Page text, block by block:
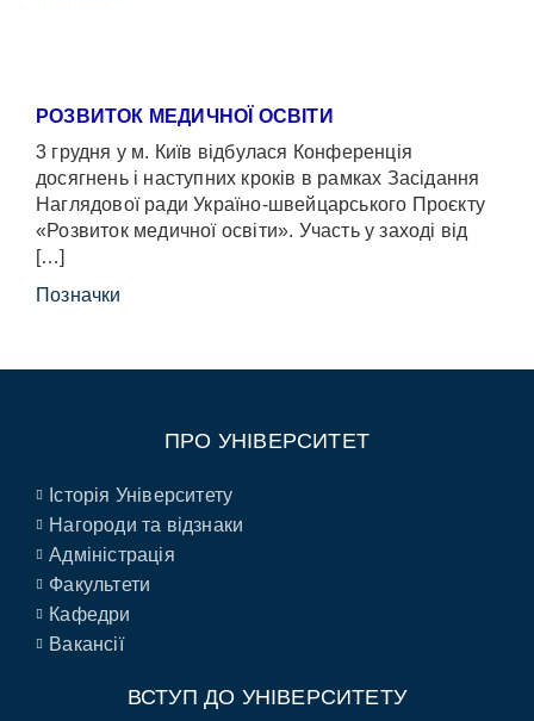
РОЗВИТОК МЕДИЧНОЇ ОСВІТИ
3 грудня у м. Київ відбулася Конференція
досягнень і наступних кроків в рамках Засідання
Наглядової ради Україно-швейцарського Проєкту
«Розвиток медичної освіти». Участь у заході від
[…]
Позначки
ПРО УНІВЕРСИТЕТ
Історія Університету
Нагороди та відзнаки
Адміністрація
Факультети
Кафедри
Вакансії
ВСТУП ДО УНІВЕРСИТЕТУ